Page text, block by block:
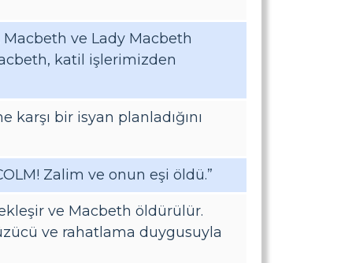
ve Lady Macbeth
katil işlerimizden
bir isyan planladığını
Zalim ve onun eşi öldü.”
ve Macbeth öldürülür.
ve rahatlama duygusuyla